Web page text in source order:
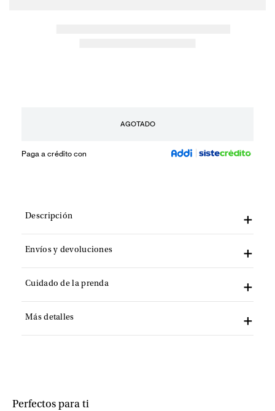
AGOTADO
Paga a crédito con
Descripción
Envíos y devoluciones
Cuidado de la prenda
Más detalles
Perfectos para ti